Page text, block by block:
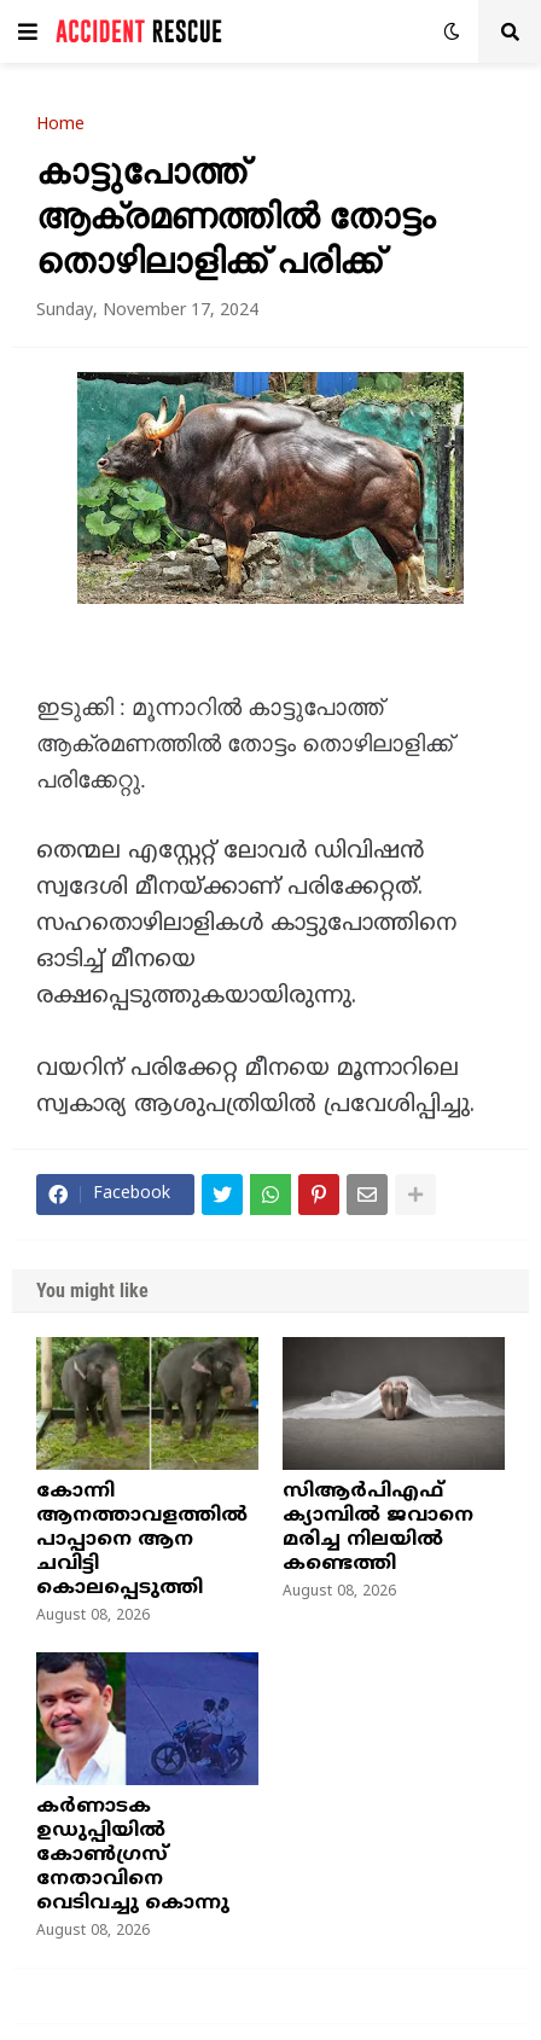
Home
കാട്ടുപോത്ത്
ആക്രമണത്തിൽ തോട്ടം
തൊഴിലാളിക്ക് പരിക്ക്
Sunday, November 17, 2024
ഇടുക്കി : മൂന്നാറിൽ കാട്ടുപോത്ത്
ആക്രമണത്തിൽ തോട്ടം തൊഴിലാളിക്ക്
പരിക്കേറ്റു.
തെന്മല എസ്റ്റേറ്റ് ലോവർ ഡിവിഷൻ
സ്വദേശി മീനയ്ക്കാണ് പരിക്കേറ്റത്.
സഹതൊഴിലാളികൾ കാട്ടുപോത്തിനെ
ഓടിച്ച് മീനയെ
രക്ഷപ്പെടുത്തുകയായിരുന്നു.
വയറിന് പരിക്കേറ്റ മീനയെ മൂന്നാറിലെ
സ്വകാര്യ ആശുപത്രിയിൽ പ്രവേശിപ്പിച്ചു.
Facebook
You might like
കോന്നി
ആനത്താവളത്തിൽ
പാപ്പാനെ ആന
ചവിട്ടി
കൊലപ്പെടുത്തി
August 08, 2026
സിആർപിഎഫ്
ക്യാമ്പിൽ ജവാനെ
മരിച്ച നിലയിൽ
കണ്ടെത്തി
August 08, 2026
കർണാടക
ഉഡുപ്പിയിൽ
കോൺഗ്രസ്
നേതാവിനെ
വെടിവച്ചു കൊന്നു
August 08, 2026